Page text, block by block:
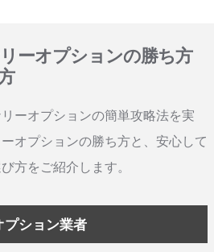
ーオプションの勝ち方
ーオプションの簡単攻略法を実
オプションの勝ち方と、安心して
方をご紹介します。
プション業者